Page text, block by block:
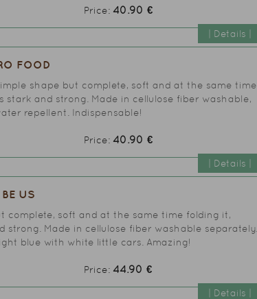
Price: 40.90 €
| Details |
FOOD
shape but complete, soft and at the same time
stark and strong. Made in cellulose fiber washable,
repellent. Indispensable!
Price: 40.90 €
| Details |
US
complete, soft and at the same time folding it,
strong. Made in cellulose fiber washable separately.
blue with white little cars. Amazing!
Price: 44.90 €
| Details |